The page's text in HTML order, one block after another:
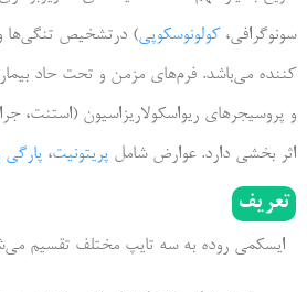
سونوگرافی،کولونوسکوپی) درتشخیص تنگی‌ها
کننده می‌باشد. فرم‌های مزمن و تحت حاد
و پروسیجرهای ریواسکولاریزاسیون (استنت،
اثر بخشی دارد. عوارض شامل پریتونیت، پارگی
تعریف
ایسکمی روده به سه تایپ مختلف تقسیم